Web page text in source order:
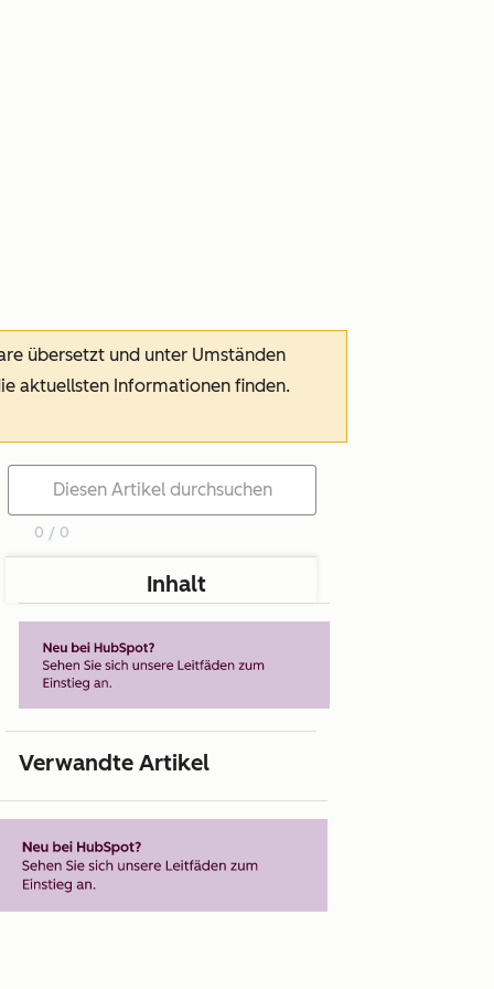
übersetzt und unter Umständen
aktuellsten Informationen finden.
0 / 0
Inhalt
Verwandte Artikel